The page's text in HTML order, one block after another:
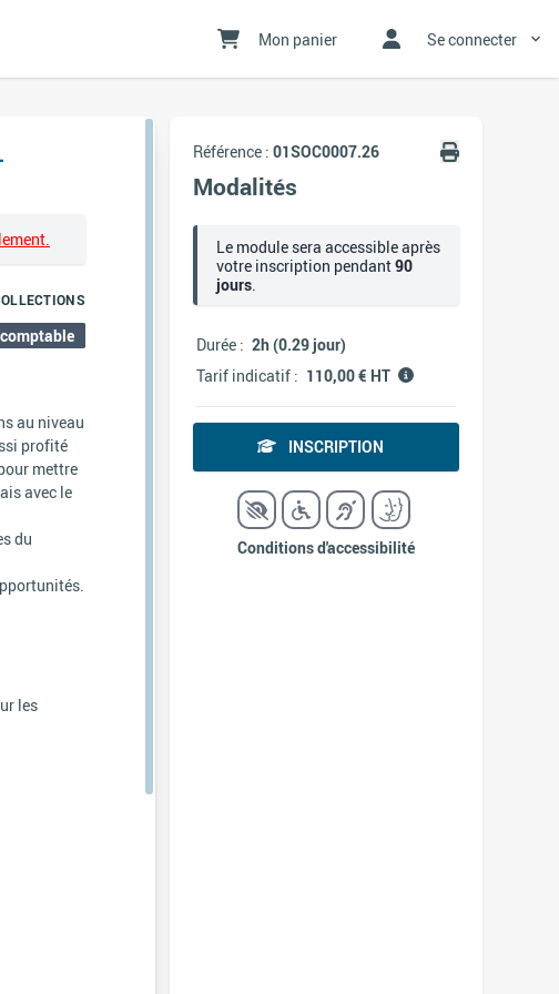
Mon panier Se connecter
au niveau
profité
mettre
avec le
du
les
Référence : 01SOC0007.26
Modalités
Le module sera accessible après
votre inscription pendant90
jours
Durée : 2h (0.29 jour)
Tarif indicatif : 110,00 € HT
INSCRIPTION
Conditions d'accessibilité